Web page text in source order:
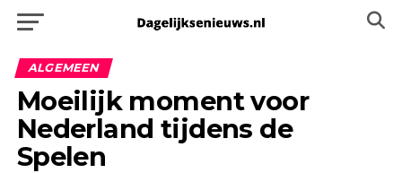
ALGEMEEN
Moeilijk moment voor
Nederland tijdens de
Spelen